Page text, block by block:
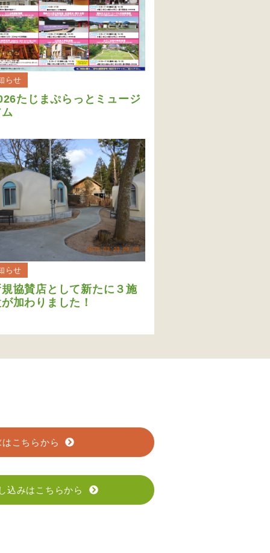
らせ
たじまぷらっとミュージ
らせ
協賛店として新たに３施
加わりました！
こちらから
込みはこちらから